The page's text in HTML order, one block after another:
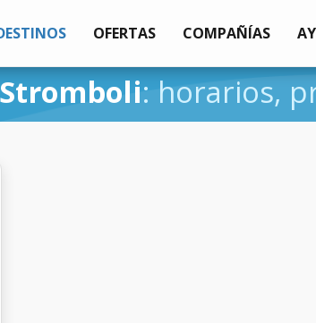
OFERTAS COMPAÑÍAS
: horarios,